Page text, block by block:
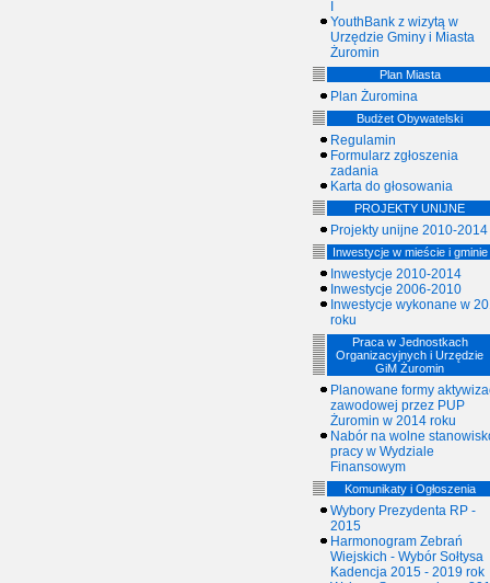
YouthBank z wizytą w
Urzędzie Gminy i Miasta
Żuromin
Plan Miasta
Plan Żuromina
Budżet Obywatelski
Regulamin
Formularz zgłoszenia
zadania
Karta do głosowania
PROJEKTY UNIJNE
Projekty unijne 2010-2014
Inwestycje w mieście i gminie
Inwestycje 2010-2014
Inwestycje 2006-2010
Inwestycje wykonane w
roku
Praca w Jednostkach
Organizacyjnych i Urzędzie
GiM Żuromin
Planowane formy
zawodowej przez PUP
Żuromin w 2014 roku
Nabór na wolne
pracy w Wydziale
Finansowym
Komunikaty i Ogłoszenia
Wybory Prezydenta RP -
2015
Harmonogram Zebrań
Wiejskich - Wybór Sołtysa
Kadencja 2015 - 2019 rok